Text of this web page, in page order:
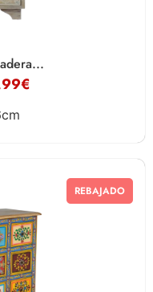
€
REBAJADO